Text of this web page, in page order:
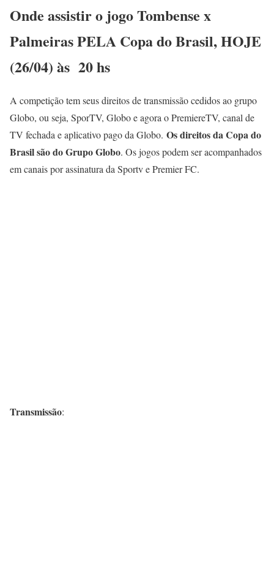
Onde assistir o jogo Tombense x
Palmeiras PELA Copa do Brasil, HOJE
(26/04) às 20 hs
A competição tem seus direitos de transmissão cedidos ao grupo
Globo, ou seja, SporTV, Globo e agora o PremiereTV, canal de
TV fechada e aplicativo pago da Globo. Os direitos da Copa do
Brasil são do Grupo Globo. Os jogos podem ser acompanhados
em canais por assinatura da Sportv e Premier FC.
Transmissão: